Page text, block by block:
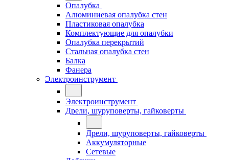
Опалубка
Алюминиевая опалубка стен
Пластиковая опалубка
Комплектующие для опалубки
Опалубка перекрытий
Стальная опалубка стен
Балка
Фанера
Электроинструмент
Электроинструмент
Дрели, шуруповерты, гайковерты
Дрели, шуруповерты, гайковерты
Аккумуляторные
Сетевые